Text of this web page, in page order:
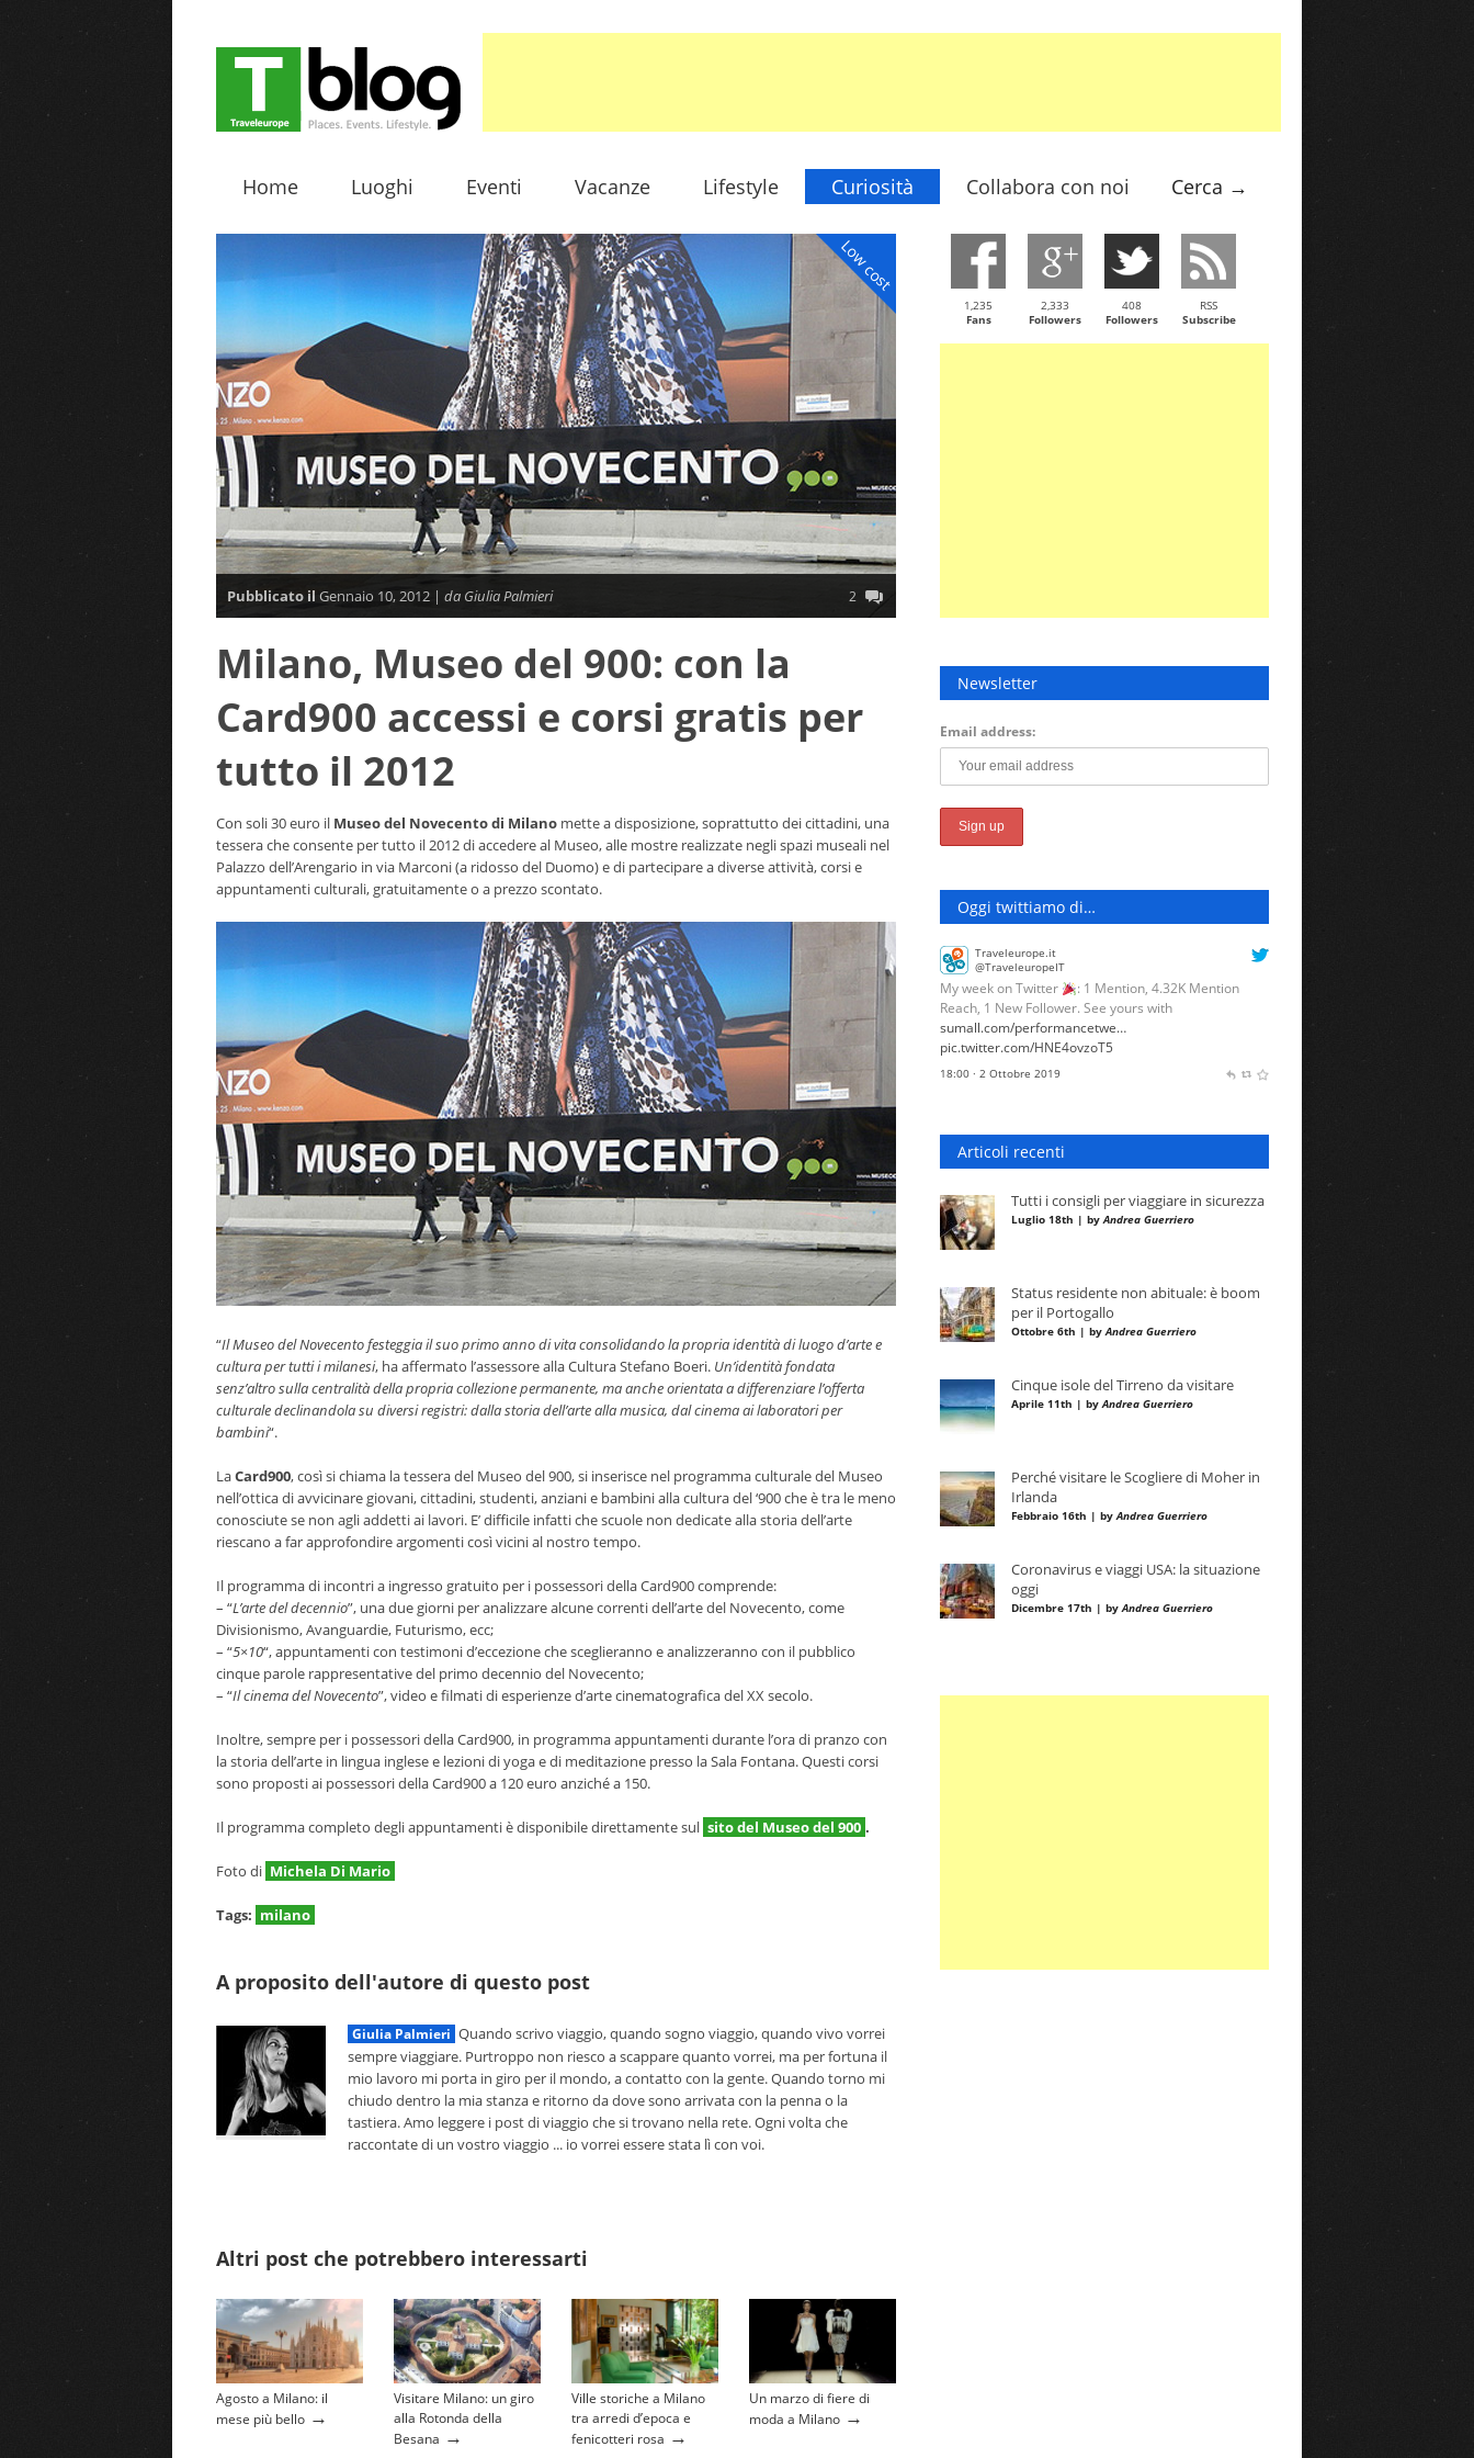
Home Luoghi Eventi Vacanze Lifestyle Curiosità Collabora con noi Cerca →
Low cost
Pubblicato il Gennaio 10, 2012 | da Giulia Palmieri 2
Milano, Museo del 900: con la
Card900 accessi e corsi gratis per
tutto il 2012
Con soli 30 euro il Museo del Novecento di Milano mette a disposizione, soprattutto dei cittadini, una
tessera che consente per tutto il 2012 di accedere al Museo, alle mostre realizzate negli spazi museali nel
Palazzo dell’Arengario in via Marconi (a ridosso del Duomo) e di partecipare a diverse attività, corsi e
appuntamenti culturali, gratuitamente o a prezzo scontato.
“Il Museo del Novecento festeggia il suo primo anno di vita consolidando la propria identità di luogo d’arte e
cultura per tutti i milanesi, ha affermato l’assessore alla Cultura Stefano Boeri. Un’identità fondata
senz’altro sulla centralità della propria collezione permanente, ma anche orientata a differenziare l’offerta
culturale declinandola su diversi registri: dalla storia dell’arte alla musica, dal cinema ai laboratori per
bambini“.
LaCard900, così si chiama la tessera del Museo del 900, si inserisce nel programma culturale del Museo
nell’ottica di avvicinare giovani, cittadini, studenti, anziani e bambini alla cultura del ‘900 che è tra le meno
conosciute se non agli addetti ai lavori. E’ difficile infatti che scuole non dedicate alla storia dell’arte
riescano a far approfondire argomenti così vicini al nostro tempo.
Il programma di incontri a ingresso gratuito per i possessori della Card900 comprende:
– “L’arte del decennio”, una due giorni per analizzare alcune correnti dell’arte del Novecento, come
Divisionismo, Avanguardie, Futurismo, ecc;
– “5×10“, appuntamenti con testimoni d’eccezione che sceglieranno e analizzeranno con il pubblico
cinque parole rappresentative del primo decennio del Novecento;
– “Il cinema del Novecento”, video e filmati di esperienze d’arte cinematografica del XX secolo.
Inoltre, sempre per i possessori della Card900, in programma appuntamenti durante l’ora di pranzo con
la storia dell’arte in lingua inglese e lezioni di yoga e di meditazione presso la Sala Fontana. Questi corsi
sono proposti ai possessori della Card900 a 120 euro anziché a 150.
Il programma completo degli appuntamenti è disponibile direttamente sul sito del Museo del 900 .
Foto di Michela Di Mario
Tags: milano
A proposito dell'autore di questo post
Giulia Palmieri Quando scrivo viaggio, quando sogno viaggio, quando vivo vorrei
sempre viaggiare. Purtroppo non riesco a scappare quanto vorrei, ma per fortuna il
mio lavoro mi porta in giro per il mondo, a contatto con la gente. Quando torno mi
chiudo dentro la mia stanza e ritorno da dove sono arrivata con la penna o la
tastiera. Amo leggere i post di viaggio che si trovano nella rete. Ogni volta che
raccontate di un vostro viaggio ... io vorrei essere stata lì con voi.
Altri post che potrebbero interessarti
Agosto a Milano: il
mese più bello →
Visitare Milano: un giro
alla Rotonda della
Besana →
Ville storiche a Milano
tra arredi d’epoca e
fenicotteri rosa →
Un marzo di fiere di
moda a Milano →
1,235
Fans
2,333
Followers
408
Followers
RSS
Subscribe
Newsletter
Email address:
Oggi twittiamo di…
Traveleurope.it
@TraveleuropeIT
My week on Twitter
: 1 Mention, 4.32K Mention
Reach, 1 New Follower. See yours with
sumall.com/performancetwe…
pic.twitter.com/HNE4ovzoT5
18:00 · 2 Ottobre 2019
Articoli recenti
Tutti i consigli per viaggiare in sicurezza
Luglio 18th | byAndrea Guerriero
Status residente non abituale: è boom
per il Portogallo
Ottobre 6th | byAndrea Guerriero
Cinque isole del Tirreno da visitare
Aprile 11th | byAndrea Guerriero
Perché visitare le Scogliere di Moher in
Irlanda
Febbraio 16th | byAndrea Guerriero
Coronavirus e viaggi USA: la situazione
oggi
Dicembre 17th | byAndrea Guerriero